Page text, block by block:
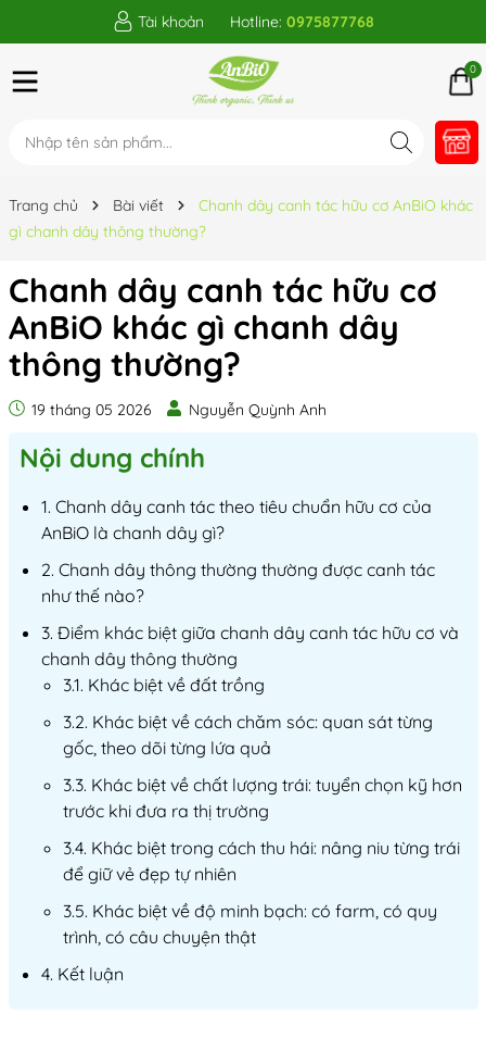
Tài khoản Hotline: 0975877768
0
Trang chủ Bài viết
Chanh dây canh tác hữu cơ AnBiO khác
gì chanh dây thông thường?
Chanh dây canh tác hữu cơ
AnBiO khác gì chanh dây
thông thường?
19 tháng 05 2026 Nguyễn Quỳnh Anh
Nội dung chính
1. Chanh dây canh tác theo tiêu chuẩn hữu cơ của
AnBiO là chanh dây gì?
2. Chanh dây thông thường thường được canh tác
như thế nào?
3. Điểm khác biệt giữa chanh dây canh tác hữu cơ và
chanh dây thông thường
3.1. Khác biệt về đất trồng
3.2. Khác biệt về cách chăm sóc: quan sát từng
gốc, theo dõi từng lứa quả
3.3. Khác biệt về chất lượng trái: tuyển chọn kỹ hơn
trước khi đưa ra thị trường
3.4. Khác biệt trong cách thu hái: nâng niu từng trái
để giữ vẻ đẹp tự nhiên
3.5. Khác biệt về độ minh bạch: có farm, có quy
trình, có câu chuyện thật
4. Kết luận